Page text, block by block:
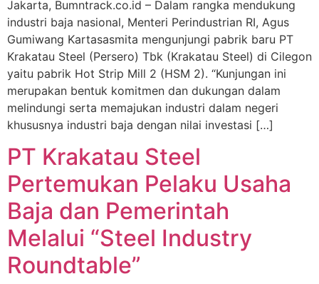
Jakarta, Bumntrack.co.id – Dalam rangka mendukung
industri baja nasional, Menteri Perindustrian RI, Agus
Gumiwang Kartasasmita mengunjungi pabrik baru PT
Krakatau Steel (Persero) Tbk (Krakatau Steel) di Cilegon
yaitu pabrik Hot Strip Mill 2 (HSM 2). “Kunjungan ini
merupakan bentuk komitmen dan dukungan dalam
melindungi serta memajukan industri dalam negeri
khususnya industri baja dengan nilai investasi […]
PT Krakatau Steel
Pertemukan Pelaku Usaha
Baja dan Pemerintah
Melalui “Steel Industry
Roundtable”